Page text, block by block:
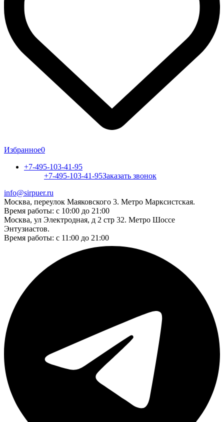
Избранное0
+7-495-103-41-95
+7-495-103-41-95Заказать звонок
info@sirpuer.ru
Москва, переулок Маяковского 3. Метро Марксистская.
Время работы: с 10:00 до 21:00
Москва, ул Электродная, д 2 стр 32. Метро Шоссе
Энтузиастов.
Время работы: с 11:00 до 21:00